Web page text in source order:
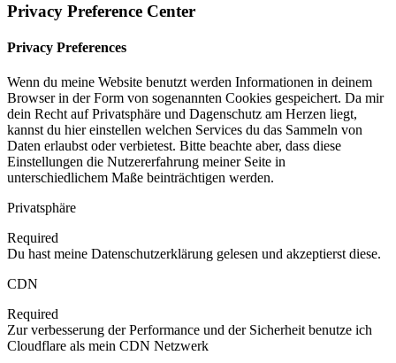
Privacy Preference Center
Privacy Preferences
Wenn du meine Website benutzt werden Informationen in deinem
Browser in der Form von sogenannten Cookies gespeichert. Da mir
dein Recht auf Privatsphäre und Dagenschutz am Herzen liegt,
kannst du hier einstellen welchen Services du das Sammeln von
Daten erlaubst oder verbietest. Bitte beachte aber, dass diese
Einstellungen die Nutzererfahrung meiner Seite in
unterschiedlichem Maße beinträchtigen werden.
Privatsphäre
Required
Du hast meine Datenschutzerklärung gelesen und akzeptierst diese.
CDN
Required
Zur verbesserung der Performance und der Sicherheit benutze ich
Cloudflare als mein CDN Netzwerk